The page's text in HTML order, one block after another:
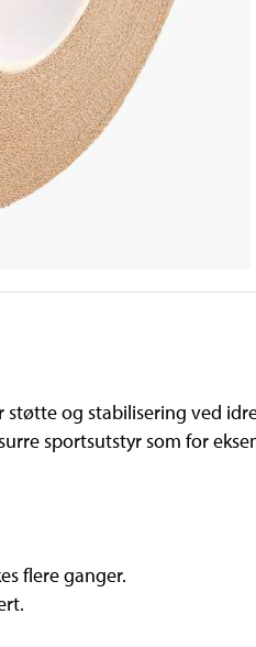
og stabilisering ved
sportsutstyr som for
flere ganger.